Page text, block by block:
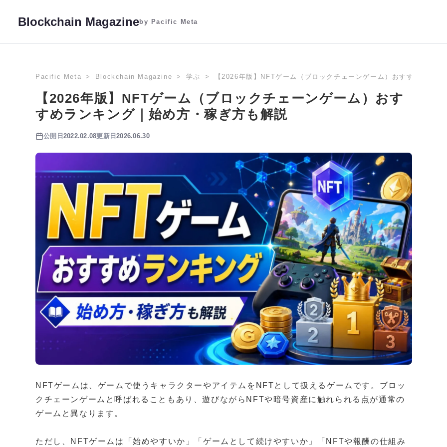
Blockchain Magazineby Pacific Meta
Pacific Meta Blockchain Magazine 学ぶ 【2026年版】NFTゲーム（ブロックチェーンゲーム）おすすめランキ
【2026年版】NFTゲーム（ブロックチェーンゲーム）おす
すめランキング｜始め方・稼ぎ方も解説
公開日 2022.02.08更新日2026.06.30
NFTゲームは、ゲームで使うキャラクターやアイテムをNFTとして扱えるゲームです。ブロッ
クチェーンゲームと呼ばれることもあり、遊びながらNFTや暗号資産に触れられる点が通常の
ゲームと異なります。
ただし、NFTゲームは「始めやすいか」「ゲームとして続けやすいか」「NFTや報酬の仕組み